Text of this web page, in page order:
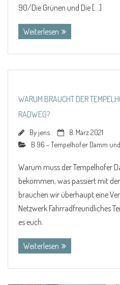
90/Die Grünen und Die […]
Weiterlesen
WARUM BRAUCHT DER
RADWEG?
By jens
8. März 2021
B 96 - Tempelhofer Damm
Warum muss der Tempelhofer
bekommen, was passiert mit
brauchen wir überhaupt eine
Netzwerk Fahrradfreundliches
es euch.
Weiterlesen